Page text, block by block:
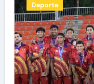
Deporte